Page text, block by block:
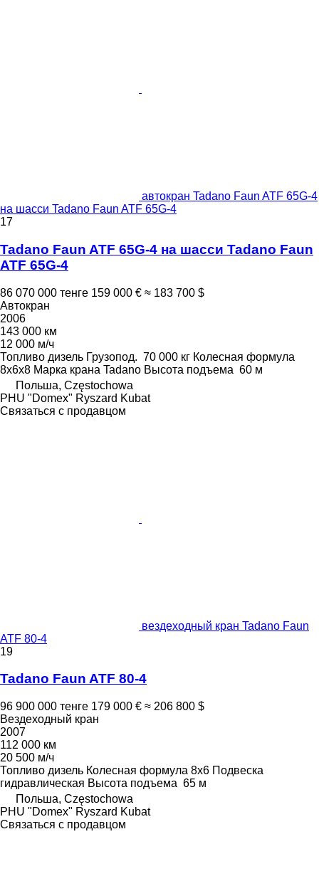
автокран Tadano Faun ATF 65G-4
на шасси Tadano Faun ATF 65G-4
17
Tadano Faun ATF 65G-4 на шасси Tadano Faun
ATF 65G-4
86 070 000 тенге 159 000 € ≈ 183 700 $
Автокран
2006
143 000 км
12 000 м/ч
Топливо дизель Грузопод. 70 000 кг Колесная формула
8x6x8 Марка крана Tadano Высота подъема 60 м
Польша, Częstochowa
PHU "Domex" Ryszard Kubat
Связаться с продавцом
вездеходный кран Tadano Faun
ATF 80-4
19
Tadano Faun ATF 80-4
96 900 000 тенге 179 000 € ≈ 206 800 $
Вездеходный кран
2007
112 000 км
20 500 м/ч
Топливо дизель Колесная формула 8x6 Подвеска
гидравлическая Высота подъема 65 м
Польша, Częstochowa
PHU "Domex" Ryszard Kubat
Связаться с продавцом